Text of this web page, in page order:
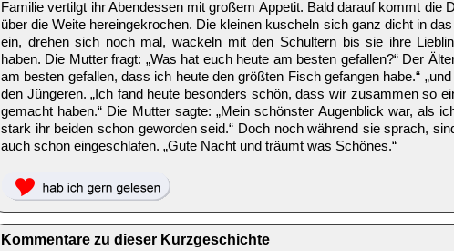
Familie vertilgt ihr Abendessen mit großem Appetit. Bald darauf kommt die
über die Weite hereingekrochen. Die kleinen kuscheln sich ganz dicht in
ein, drehen sich noch mal, wackeln mit den Schultern bis sie ihre
haben. Die Mutter fragt: „Was hat euch heute am besten gefallen?“ Der
am besten gefallen, dass ich heute den größten Fisch gefangen habe.“
den Jüngeren. „Ich fand heute besonders schön, dass wir zusammen so
gemacht haben.“ Die Mutter sagte: „Mein schönster Augenblick war, als
stark ihr beiden schon geworden seid.“ Doch noch während sie sprach,
auch schon eingeschlafen. „Gute Nacht und träumt was Schönes.“
Kommentare zu dieser Kurzgeschichte